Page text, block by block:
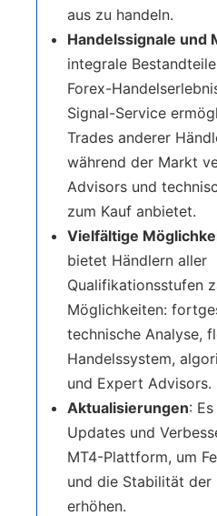
aus zu handeln.
Handelssignale und
integrale
Forex-
Signal-Service
Trades anderer
während der Markt
Advisors und
zum Kauf anbietet.
Vielfältige
bietet Händlern aller
Qualifikationsstufen
Möglichkeiten:
technische Analyse,
Handelssystem,
und Expert Advisors.
Aktualisierungen:
Updates und
MT4-Plattform, um
und die Stabilität der
erhöhen.